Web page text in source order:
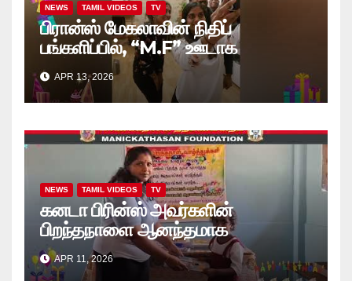
NEWS TAMIL VIDEOS TV
பிரான்ஸ் மேகலாவின் நிதிப்
பங்களிப்பில், “M.F” ஊடாக
“கற்றலுக்கான அப்பியாசக்
கொப்பிகள்” வழங்கல் வீடியோ
APR 13, 2026
NEWS TAMIL VIDEOS TV
கனடா பிரின்ஸ் அவர்களின்
பிறந்தநாளை ஆனந்தமாக
கொண்டாடினார்கள் தாயக உறவுகள்..
(வீடியோ)
APR 11, 2026